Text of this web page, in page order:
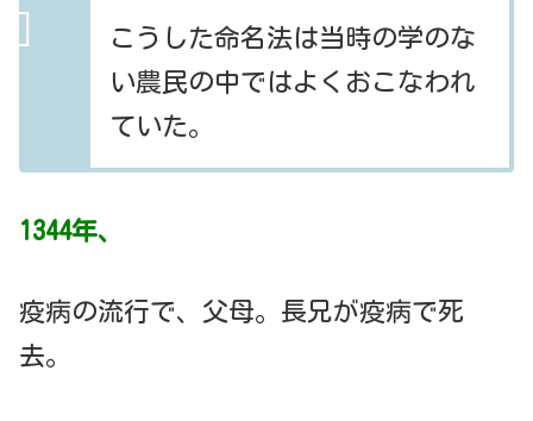
こうした命名法は当時の学のな
い農民の中ではよくおこなわれ
ていた。
1344年、
疫病の流行で、父母。長兄が疫病で死
去。